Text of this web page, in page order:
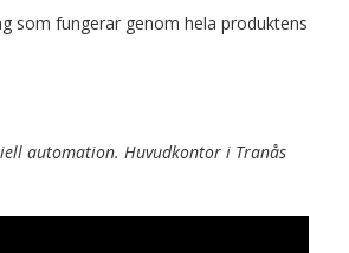
som fungerar genom hela produktens
automation. Huvudkontor i Tranås